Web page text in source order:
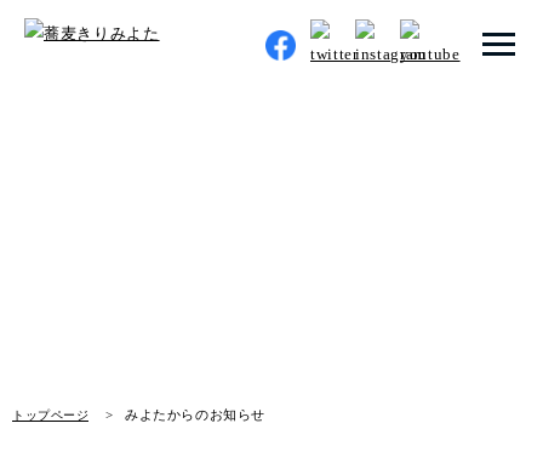
トップページ みよたからのお知らせ
メニュー 一覧